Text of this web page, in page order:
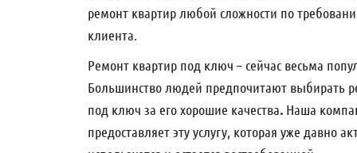
ремонт квартир любой сложности по
клиента.
Ремонт квартир под ключ – сейчас весьма
Большинство людей предпочитают выбирать
под ключ за его хорошие качества. Наша
предоставляет эту услугу, которая уже давно